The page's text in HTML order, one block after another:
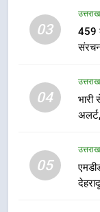
03
459
04
भारी
05
1